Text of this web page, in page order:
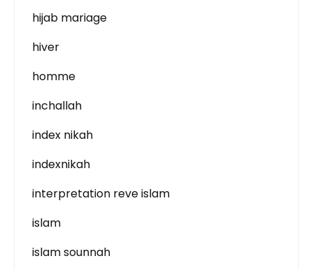
hijab mariage
hiver
homme
inchallah
index nikah
indexnikah
interpretation reve islam
islam
islam sounnah